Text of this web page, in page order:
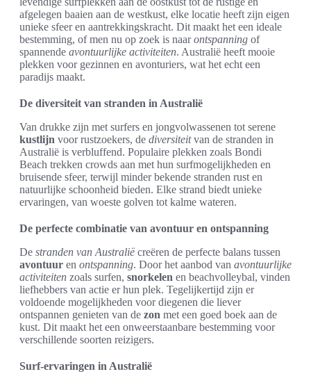
afgelegen baaien aan de westkust, elke locatie heeft zijn eigen
unieke sfeer en aantrekkingskracht. Dit maakt het een ideale
bestemming, of men nu op zoek is naarontspanning of
spannende avontuurlijke activiteiten. Australië heeft mooie
plekken voor gezinnen en avonturiers, wat het echt een
paradijs maakt.
De diversiteit van stranden in Australië
Van drukke zijn met surfers en jongvolwassenen tot serene
kustlijn voor rustzoekers, de diversiteitvan de stranden in
Australië is verbluffend. Populaire plekken zoals Bondi
Beach trekken crowds aan met hun surfmogelijkheden en
bruisende sfeer, terwijl minder bekende stranden rust en
natuurlijke schoonheid bieden. Elke strand biedt unieke
ervaringen, van woeste golven tot kalme wateren.
De perfecte combinatie van avontuur en ontspanning
De stranden van Australië creëren de perfecte balans tussen
avontuur en ontspanning. Door het aanbod van avontuurlijke
activiteiten zoals surfen, snorkelen en beachvolleybal, vinden
liefhebbers van actie er hun plek. Tegelijkertijd zijn er
voldoende mogelijkheden voor diegenen die liever
ontspannen genieten van de zon met een goed boek aan de
kust. Dit maakt het een onweerstaanbare bestemming voor
verschillende soorten reizigers.
Surf-ervaringen in Australië